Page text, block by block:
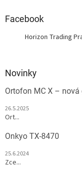
Facebook
Horizon Trading
Novinky
Ortofon MC X – nová
26.5.2025
Ort...
Onkyo TX-8470
25.6.2024
Zce...